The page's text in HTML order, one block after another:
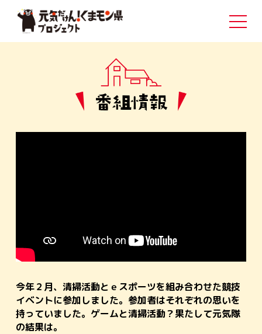
今年２月、清掃活動とｅスポーツを組み合わせた競技
イベントに参加しました。参加者はそれぞれの思いを
持っていました。ゲームと清掃活動？果たして元気隊
の結果は。